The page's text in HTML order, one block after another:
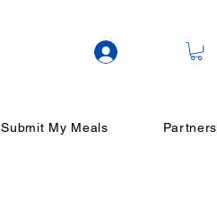
ログイン
Submit My Meals Partners